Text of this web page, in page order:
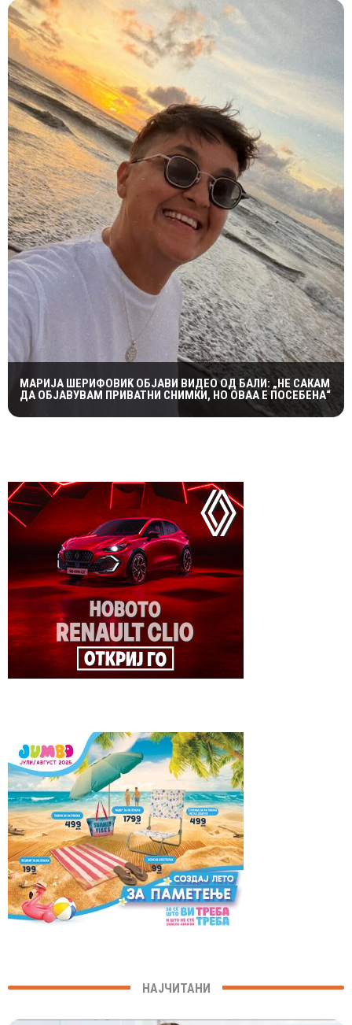
МАРИЈА ШЕРИФОВИЌ ОБЈАВИ ВИДЕО ОД БАЛИ: „НЕ САКАМ
ДА ОБЈАВУВАМ ПРИВАТНИ СНИМКИ, НО ОВАА Е ПОСЕБЕНА“
НАЈЧИТАНИ